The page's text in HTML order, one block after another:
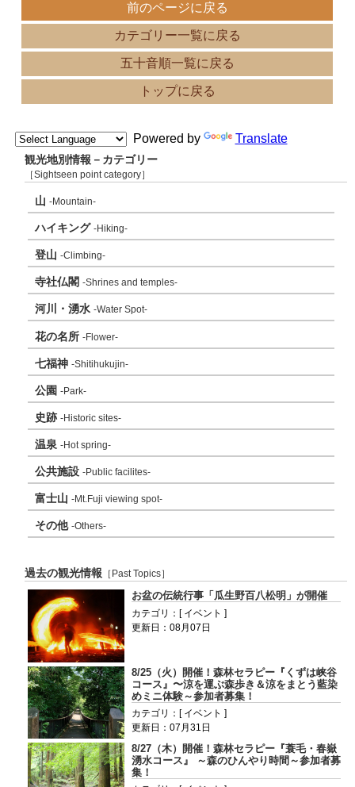
前のページに戻る
カテゴリー一覧に戻る
五十音順一覧に戻る
トップに戻る
Powered by Translate
観光地別情報－カテゴリー
［Sightseen point category］
山 -Mountain-
ハイキング -Hiking-
登山 -Climbing-
寺社仏閣 -Shrines and temples-
河川・湧水 -Water Spot-
花の名所 -Flower-
七福神 -Shitihukujin-
公園 -Park-
史跡 -Historic sites-
温泉 -Hot spring-
公共施設 -Public facilites-
富士山 -Mt.Fuji viewing spot-
その他 -Others-
過去の観光情報 ［Past Topics］
お盆の伝統行事「瓜生野百八松明」が開催
カテゴリ：[ イベント ]
更新日：08月07日
8/25（火）開催！森林セラピー『くずは峡谷
コース』〜涼を運ぶ森歩き＆涼をまとう藍染
めミニ体験～参加者募集！
カテゴリ：[ イベント ]
更新日：07月31日
8/27（木）開催！森林セラピー『蓑毛・春嶽
湧水コース』 ～森のひんやり時間～参加者募
集！